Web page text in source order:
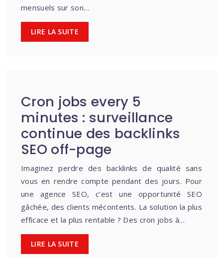
mensuels sur son…
LIRE LA SUITE
Cron jobs every 5
minutes : surveillance
continue des backlinks
SEO off-page
Imaginez perdre des backlinks de qualité sans
vous en rendre compte pendant des jours. Pour
une agence SEO, c’est une opportunité SEO
gâchée, des clients mécontents. La solution la plus
efficace et la plus rentable ? Des cron jobs à…
LIRE LA SUITE